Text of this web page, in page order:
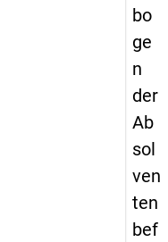
bo
ge
n
der
Ab
sol
ven
ten
bef